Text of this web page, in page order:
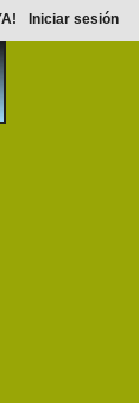
Iniciar sesión